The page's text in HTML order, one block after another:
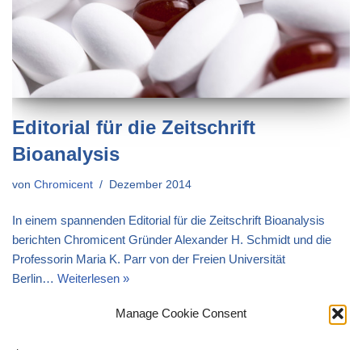
Manage Cookie Consent
.
Editorial für die Zeitschrift
Bioanalysis
von Chromicent Dezember 2014
In einem spannenden Editorial für die Zeitschrift Bioanalysis
berichten Chromicent Gründer Alexander H. Schmidt und die
Professorin Maria K. Parr von der Freien Universität
Berlin… Weiterlesen »